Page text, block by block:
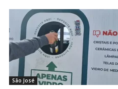
São José